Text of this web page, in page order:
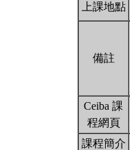
上課地點
備註
Ceiba 課
程網頁
課程簡介